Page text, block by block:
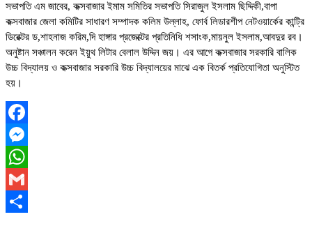
সভাপতি এম জাবের, কক্সবাজার ইমাম সমিতির সভাপতি সিরাজুল ইসলাম ছিদ্দিকী,বাপা
কক্সবাজার জেলা কমিটির সাধারণ সম্পাদক কলিম উল্লাহ, ফোর্ব লিডারশীপ নেটওয়ার্কের কান্ট্রি
ডিরেক্টর ড,শাহনাজ করিম,দি হাঙ্গার প্রজেক্টের প্রতিনিধি শসাংক,মায়নুল ইসলাম,আবদুর রব।
অনুষ্টান সঞ্চালন করেন ইয়ুথ লিটার বেলাল উদ্দিন জয়। এর আগে কক্সবাজার সরকারি বালিক
উচ্চ বিদ্যালয় ও কক্সবাজার সরকারি উচ্চ বিদ্যালয়ের মাঝে এক বিতর্ক প্রতিযোগিতা অনুস্টিত
হয়।
Facebook
Messenger
WhatsApp
Gmail